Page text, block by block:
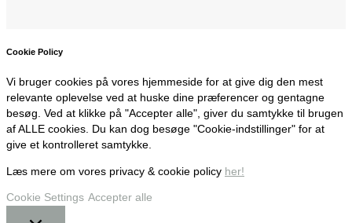
Cookie Policy
Vi bruger cookies på vores hjemmeside for at give dig den mest
relevante oplevelse ved at huske dine præferencer og gentagne
besøg. Ved at klikke på "Accepter alle", giver du samtykke til brugen
af ALLE cookies. Du kan dog besøge "Cookie-indstillinger" for at
give et kontrolleret samtykke.
Læs mere om vores privacy & cookie policy her!
Cookie Settings Accepter alle